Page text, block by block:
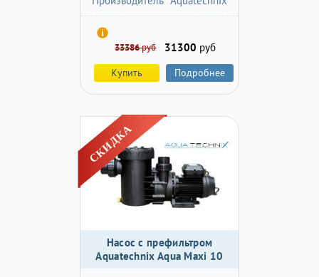
33386руб 31300 руб
Купить Подробнее
Насос с префильтром
Aquatechnix Aqua Maxi 10